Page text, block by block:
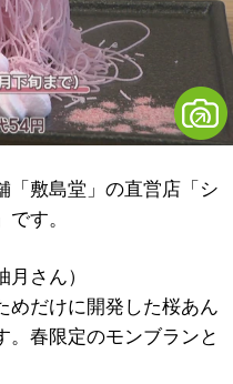
敷島堂」の直営店「シ
す。
さん）
めだけに開発した桜あん
。春限定のモンブランと